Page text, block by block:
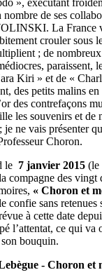
», exécutant
de ses
La France
crouler sous
; de
paraissent,
Kiri » et de «
des petits malins
des contrefaçons
les souvenirs et de
je ne vais présenter
Choron.
7 janvier 2015 (le
compagne des vingt
« Choron et
confie sans retenues
à cette date
l’attentat, ce qui va
bouquin.
- Choron et